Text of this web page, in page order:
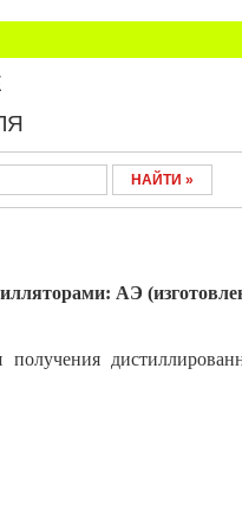
АЭ
получения